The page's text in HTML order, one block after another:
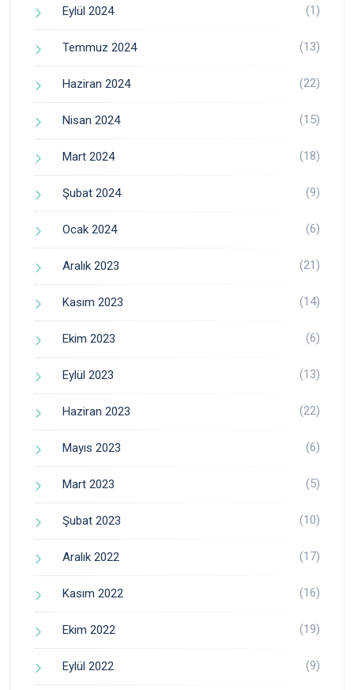
Eylül 2024 (1)
Temmuz 2024 (13)
Haziran 2024 (22)
Nisan 2024 (15)
Mart 2024 (18)
Şubat 2024 (9)
Ocak 2024 (6)
Aralık 2023 (21)
Kasım 2023 (14)
Ekim 2023 (6)
Eylül 2023 (13)
Haziran 2023 (22)
Mayıs 2023 (6)
Mart 2023 (5)
Şubat 2023 (10)
Aralık 2022 (17)
Kasım 2022 (16)
Ekim 2022 (19)
Eylül 2022 (9)